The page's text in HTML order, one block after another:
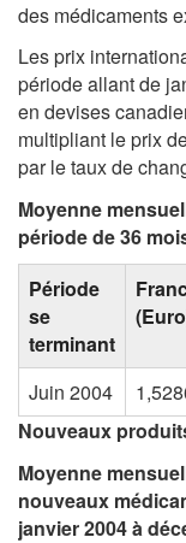
des médicaments
Les prix
période allant de
en devises
multipliant le prix
par le taux de
Moyenne
période de 36
Période
se
terminant
Juin 2004
Nouveaux
Moyenne
nouveaux
janvier 2004 à